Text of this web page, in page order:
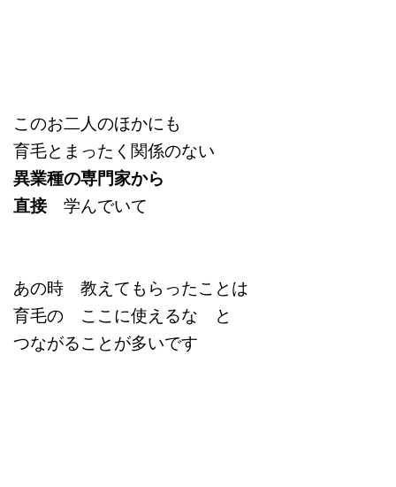
このお二人のほかにも
育毛とまったく関係のない
異業種の専門家から
直接学んでいて
あの時 教えてもらったことは
育毛の ここに使えるな と
つながることが多いです